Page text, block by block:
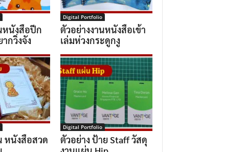
หนังสือปีก
กวิ่งจัง
Digital Portfolio
ตัวอย่างงานหนังสือเข้า
เล่มห่วงกระดูกงู
หนังสือสวด
Digital Portfolio
ตัวอย่าง ป้าย Staff วัสดุ